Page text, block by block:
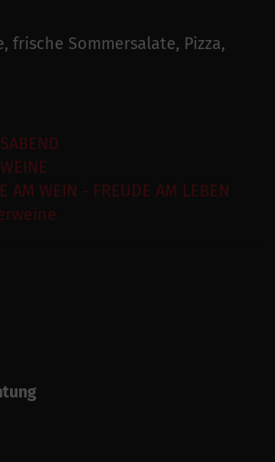
frische Sommersalate, Pizza,
AM WEIN - FREUDE AM LEBEN